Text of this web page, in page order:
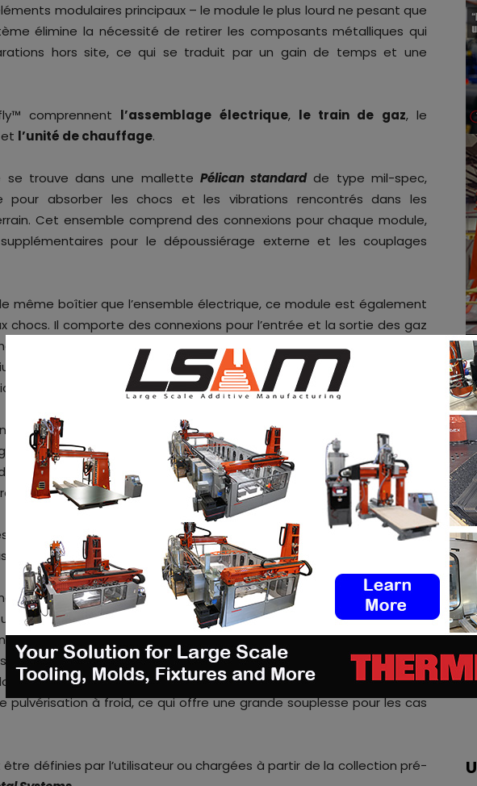
modulaires principaux – le module le plus lourd ne pesant que
élimine la nécessité de retirer les composants métalliques qui
hors site, ce qui se traduit par un gain de temps et une
comprennent l’assemblage électrique, le train de gaz, le
et l’unité de chauffage.
se trouve dans une mallette Pélican standardde type mil-spec,
pour absorber les chocs et les vibrations rencontrés dans les
Cet ensemble comprend des connexions pour chaque module,
pour le dépoussiérage externe et les couplages
même boîtier que l’ensemble électrique, ce module est également
chocs. Il comporte des connexions pour l’entrée et la sortie des gaz
et de poudre. Ce système à gaz unique du VRC est capable
ou l’air comprimé, ce qui renforce sa polyvalence en tant que
à froid.
lechargeur de poudre PF2 de VRC
, qui peut contenir jusqu’à 1 litre
est un élément de base dans de nombreux systèmes de
VRC et offre une flexibilité exceptionnelle, permettant un large
la buse de pulvérisation.
équipé duchauffage VRC de 21 kW
, capable d’atteindre des
800 °C.
est contrôlé par un contrôleur suspendu VRC
, permettant aux
processus de pulvérisation à froid en quelques clics de boutons.
des données, disponible via les options de transfert USB et non USB,
d’enregistrer leurs processus de pulvérisation à froid n’importe où et
en vue d’une analyse ultérieure. Le pendentif peut stocker
pulvérisation à froid, ce qui offre une grande souplesse pour les cas
définies par l’utilisateur ou chargées à partir de la collection pré-